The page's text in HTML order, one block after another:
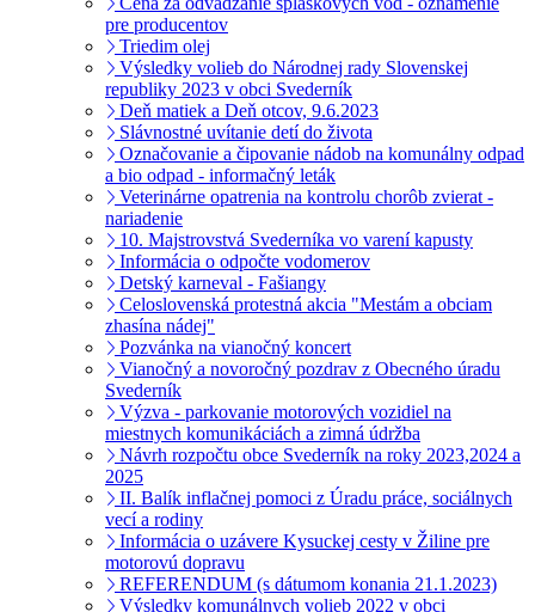
pre producentov
Triedim olej
Výsledky volieb do Národnej rady Slovenskej
republiky 2023 v obci Svederník
Deň matiek a Deň otcov, 9.6.2023
Slávnostné uvítanie detí do života
Označovanie a čipovanie nádob na komunálny odpad
a bio odpad - informačný leták
Veterinárne opatrenia na kontrolu chorôb zvierat -
nariadenie
10. Majstrovstvá Svederníka vo varení kapusty
Informácia o odpočte vodomerov
Detský karneval - Fašiangy
Celoslovenská protestná akcia "Mestám a obciam
zhasína nádej"
Pozvánka na vianočný koncert
Vianočný a novoročný pozdrav z Obecného úradu
Svederník
Výzva - parkovanie motorových vozidiel na
miestnych komunikáciách a zimná údržba
Návrh rozpočtu obce Svederník na roky 2023,2024 a
2025
II. Balík inflačnej pomoci z Úradu práce, sociálnych
vecí a rodiny
Informácia o uzávere Kysuckej cesty v Žiline pre
motorovú dopravu
REFERENDUM (s dátumom konania 21.1.2023)
Výsledky komunálnych volieb 2022 v obci